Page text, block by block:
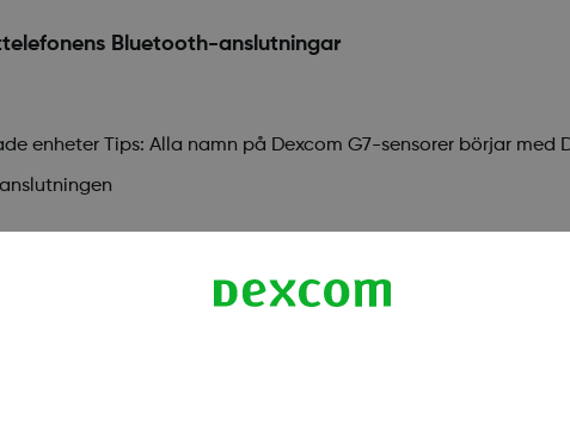
Bluetooth-anslutningar
enheter Tips: Alla namn på Dexcom G7-sensorer börjar med
Bluetooth. Android kräver att du alltid ger Dexcom
Om du inte aktiverar platsdata så får du inga
behörighet för att spåra din position.